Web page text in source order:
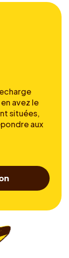
avez le
situées,
aux